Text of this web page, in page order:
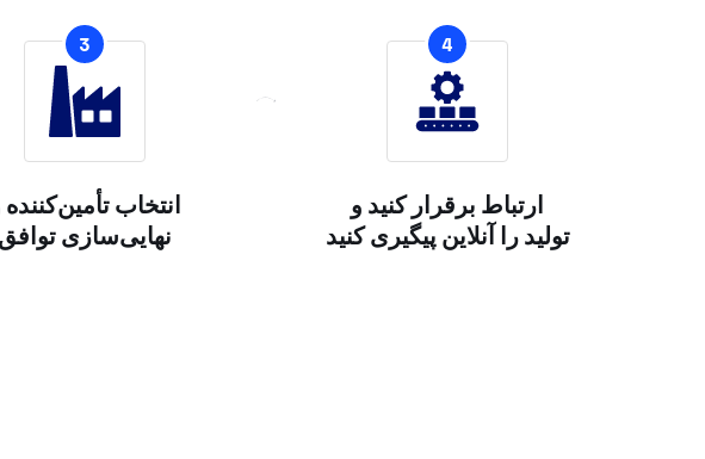
3
انتخاب تأمین‌کننده
نهایی‌سازی توافق
4
ارتباط برقرار کنید و
تولید را آنلاین پیگیری کنید